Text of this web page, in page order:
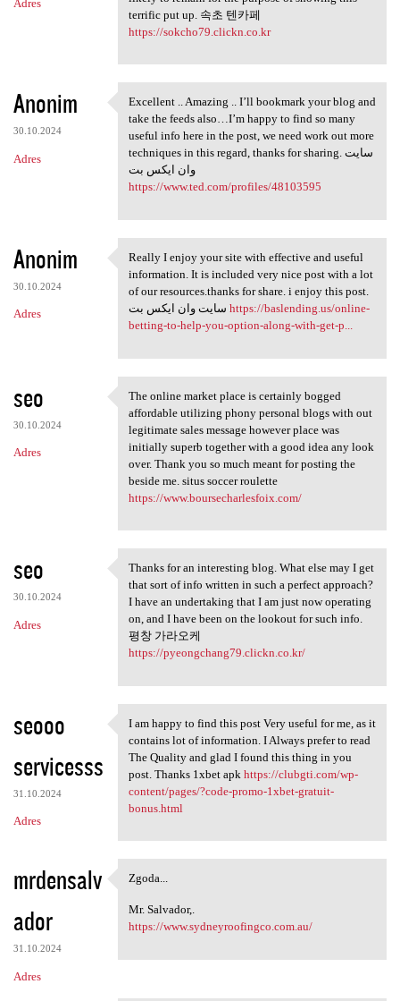
Adres
terrific put up. 속초 텐카페
https://sokcho79.clickn.co.kr
Anonim
30.10.2024
Adres
Excellent .. Amazing .. I’ll
Excellent .. Amazing .. I’ll bookmark your blog and
take the feeds also…I’m happy to find so many
useful info here in the post, we need work out more
techniques in this regard, thanks for sharing. سایت
وان ایکس بت
https://www.ted.com/profiles/48103595
Anonim
30.10.2024
Adres
Really I enjoy your site with
Really I enjoy your site with effective and useful
information. It is included very nice post with a lot
of our resources.thanks for share. i enjoy this post.
https://baslending.us/online-
betting-to-help-you-option-along-with-get-p...
seo
30.10.2024
Adres
The online market place is
The online market place is certainly bogged
affordable utilizing phony personal blogs with out
legitimate sales message however place was
initially superb together with a good idea any look
over. Thank you so much meant for posting the
beside me. situs soccer roulette
https://www.boursecharlesfoix.com/
seo
30.10.2024
Adres
Thanks for an interesting
Thanks for an interesting blog. What else may I get
that sort of info written in such a perfect approach?
I have an undertaking that I am just now operating
on, and I have been on the lookout for such info.
평창 가라오케
https://pyeongchang79.clickn.co.kr/
seooo
servicesss
31.10.2024
Adres
I am happy to find this post
I am happy to find this post Very useful for me, as it
contains lot of information. I Always prefer to read
The Quality and glad I found this thing in you
post. Thanks 1xbet apk https://clubgti.com/wp-
content/pages/?code-promo-1xbet-gratuit-
bonus.html
mrdensalv
ador
31.10.2024
Adres
Zgoda...
Zgoda...
Mr. Salvador,.
https://www.sydneyroofingco.com.au/